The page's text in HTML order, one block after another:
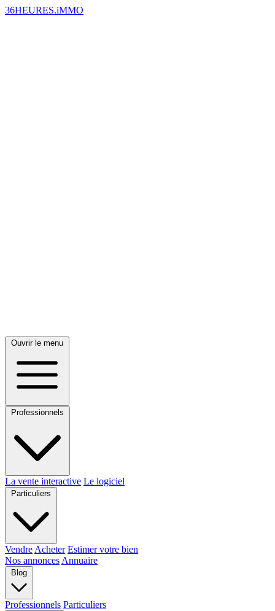
36HEURES.iMMO
Ouvrir le menu
Professionnels
La vente interactive Le logiciel
Particuliers
Vendre Acheter Estimer votre bien
Nos annonces Annuaire
Blog
Professionnels Particuliers